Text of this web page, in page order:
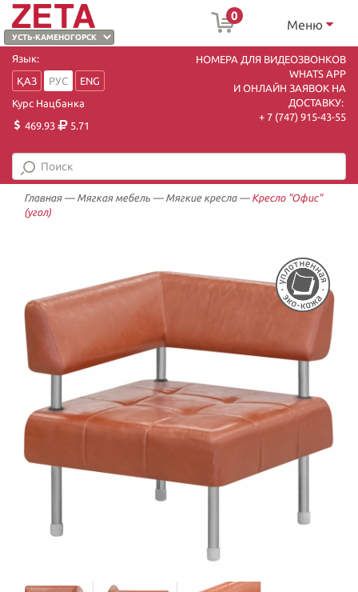
0
Меню
Язык:
ҚАЗ
РУС
ENG
Курс Нацбанка
469.93
5.71
НОМЕРА ДЛЯ ВИДЕОЗВОНКОВ
WHATS APP
И ОНЛАЙН ЗАЯВОК НА
ДОСТАВКУ:
+ 7 (747) 915-43-55
Главная— Мягкая мебель — Мягкие кресла— Кресло "Офис"
(угол)